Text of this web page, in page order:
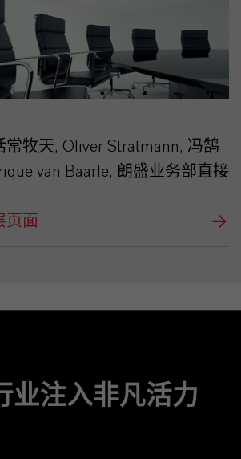
牧天, Oliver Stratmann, 冯鹄
van Baarle, 朗盛业务部直接
页面
业注入非凡活力